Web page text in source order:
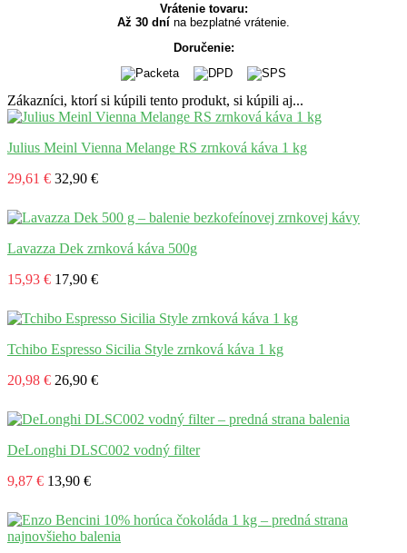
Vrátenie tovaru:
Až 30 dní na bezplatné vrátenie.
Doručenie:
Zákazníci, ktorí si kúpili tento produkt, si kúpili aj...
Julius Meinl Vienna Melange RS zrnková káva 1 kg
29,61 € 32,90 €
Lavazza Dek zrnková káva 500g
15,93 € 17,90 €
Tchibo Espresso Sicilia Style zrnková káva 1 kg
20,98 € 26,90 €
DeLonghi DLSC002 vodný filter
9,87 € 13,90 €